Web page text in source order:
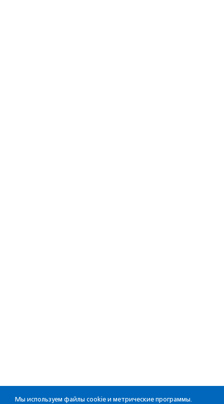
Мы используем файлы cookie и метрические программы.